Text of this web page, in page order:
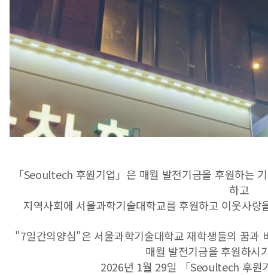
「Seoultech 후원기업」은 매월 발전기금을 후원하는
하고
지역사회에 서울과학기술대학교를 후원하고 이웃사
"7일간의양심"은 서울과학기술대학교 재학생들의 꿈과
매월 발전기금을 후원하시
2026년 1월 29일 「Seoultech 후원